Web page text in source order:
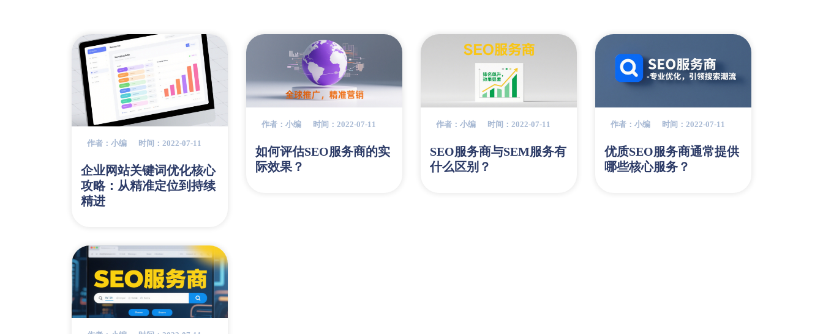
作者：小编 时间：2022-07-11
企业网站关键词优化核心
攻略：从精准定位到持续
精进
作者：小编 时间：2022-07-11
如何评估SEO服务商的实
际效果？
作者：小编 时间：2022-07-11
SEO服务商与SEM服务有
什么区别？
作者：小编 时间：2022-07-11
优质SEO服务商通常提供
哪些核心服务？